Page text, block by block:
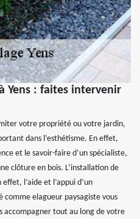
Yens : faites intervenir
votre propriété ou votre jardin,
dans l’esthétisme. En effet,
et le savoir-faire d’un spécialiste,
clôture en bois. L’installation de
l’aide et l’appui d’un
elagueur paysagiste vous
accompagner tout au long de votre